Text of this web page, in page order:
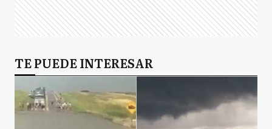
TE PUEDE INTERESAR